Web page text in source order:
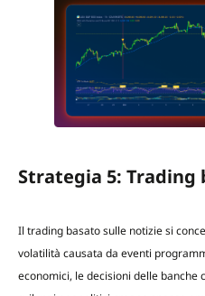
Strategia 5:
Il trading basato sulle notizie si
volatilità causata da eventi
economici, le decisioni delle banche